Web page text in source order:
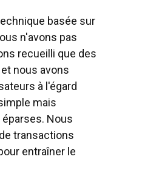
basée sur
n'avons pas
recueilli que des
nous avons
à l'égard
mais
Nous
transactions
entraîner le